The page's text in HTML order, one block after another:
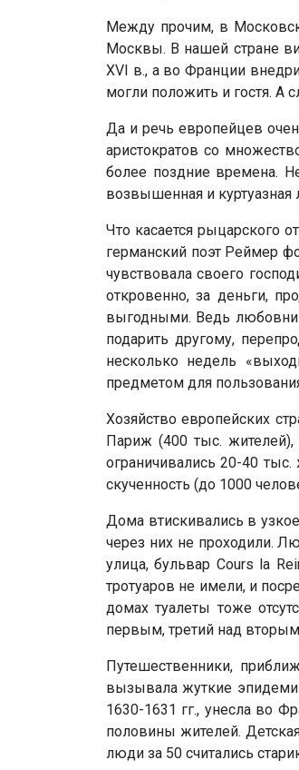
Между прочим, в
Москвы. В нашей стране
XVI в., а во Франции
могли положить и гостя. А
Да и речь европейцев
аристократов со
более поздние времена.
возвышенная и куртуазная
Что касается рыцарского
германский поэт Реймер
чувствовала своего
откровенно, за деньги,
выгодными. Ведь
подарить другому,
несколько недель
предметом для
Хозяйство европейских
Париж (400 тыс.
ограничивались 20-40
скученность (до 1000
Дома втискивались в
через них не проходили.
улица, бульвар Соurs lа
тротуаров не имели, и
домах туалеты тоже
первым, третий над
Путешественники,
вызывала жуткие
1630-1631 гг., унесла во
половины жителей.
люди за 50 считались